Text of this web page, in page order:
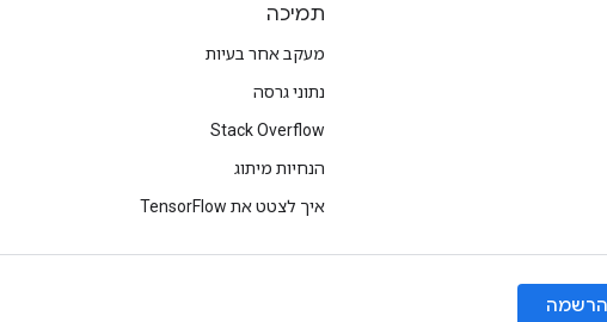
תמיכה
מעקב אחר בעיות
נתוני גרסה
Stack Overflow
הנחיות מיתוג
איך לצטט את TensorFlow
הרשמה